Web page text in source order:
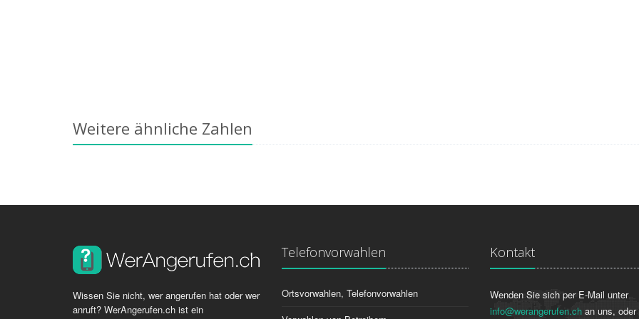
Weitere ähnliche Zahlen
Wissen Sie nicht, wer angerufen hat oder wer
anruft? WerAngerufen.ch ist ein
Telefonvorwahlen
Ortsvorwahlen, Telefonvorwahlen
Kontakt
Wenden Sie sich per E-Mail unter
info@werangerufen.ch an uns, oder